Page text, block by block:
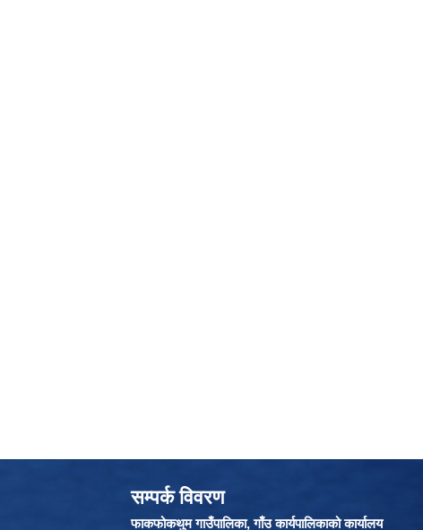
सम्पर्क विवरण
फाकफोकथुम गाउँपालिका, गाँउ कार्यपालिकाको कार्यालय